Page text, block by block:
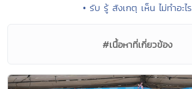
• รับ รู้ สังเกตุ เห็น ไม่ทำอะไร
#เนื้อหาที่เกี่ยวข้อง